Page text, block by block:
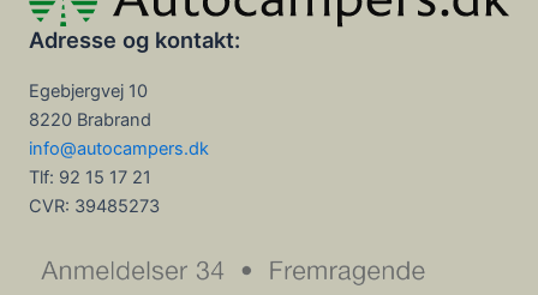
Adresse og kontakt:
Egebjergvej 10
8220 Brabrand
info@autocampers.dk
Tlf: 92 15 17 21
CVR: 39485273